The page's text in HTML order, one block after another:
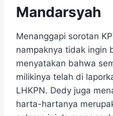
Mandarsyah
Menanggapi sorotan
nampaknya tidak ingin
menyatakan bahwa
milikinya telah di
LHKPN. Dedy juga
harta-hartanya